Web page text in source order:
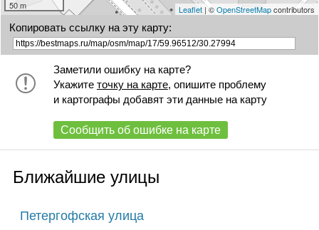
50 m Leaflet| ©OpenStreetMapcontributors
Копировать ссылку на эту карту:
Заметили ошибку на карте?
Укажите точку на карте, опишите проблему
и картографы добавят эти данные на карту
Сообщить об ошибке на карте
Ближайшие улицы
Петергофская улица